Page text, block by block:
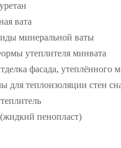
вата
минеральной ваты
утеплителя минвата
фасада, утеплённого
для теплоизоляции стен
пенопласт)